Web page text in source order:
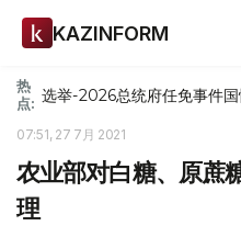
KAZINFORM
热
点: 选举-2026总统府任免事件
07:51, 27 7月 2021
农业部对白糖、原蔗
理